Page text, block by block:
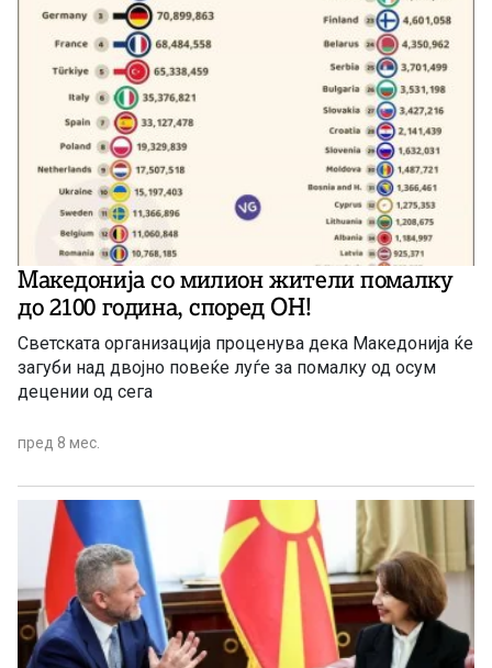
Македонија со милион жители помалку
до 2100 година, според ОН!
Светската организација проценува дека Македонија ќе
загуби над двојно повеќе луѓе за помалку од осум
децении од сега
пред 8 мес.